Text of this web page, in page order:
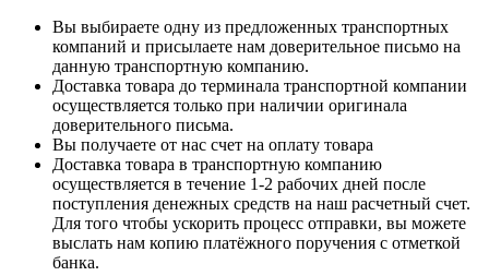
Вы выбираете одну из предложенных транспортных
компаний и присылаете нам доверительное письмо на
данную транспортную компанию.
Доставка товара до терминала транспортной компании
осуществляется только при наличии оригинала
доверительного письма.
Вы получаете от нас счет на оплату товара
Доставка товара в транспортную компанию
осуществляется в течение 1-2 рабочих дней после
поступления денежных средств на наш расчетный счет.
Для того чтобы ускорить процесс отправки, вы можете
выслать нам копию платёжного поручения с отметкой
банка.